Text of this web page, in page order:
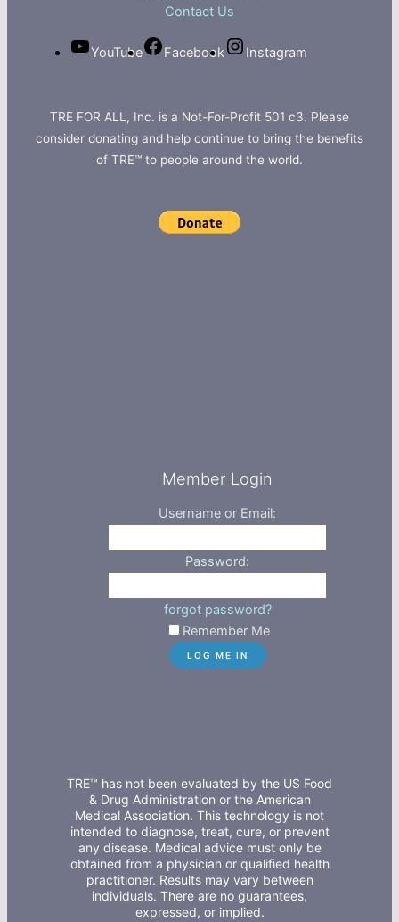
Contact Us
YouTube Facebook Instagram
TRE FOR ALL, Inc. is a Not-For-Profit 501 c3. Please
consider donating and help continue to bring the benefits
of TRE™ to people around the world.
Member Login
Username or Email:
Password:
forgot password?
Remember Me
TRE™ has not been evaluated by the US Food
& Drug Administration or the American
Medical Association. This technology is not
intended to diagnose, treat, cure, or prevent
any disease. Medical advice must only be
obtained from a physician or qualified health
practitioner. Results may vary between
individuals. There are no guarantees,
expressed, or implied.